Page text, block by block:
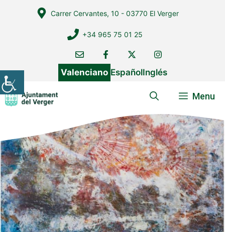
Carrer Cervantes, 10 - 03770 El Verger
+34 965 75 01 25
Valenciano EspañolInglés
Menu